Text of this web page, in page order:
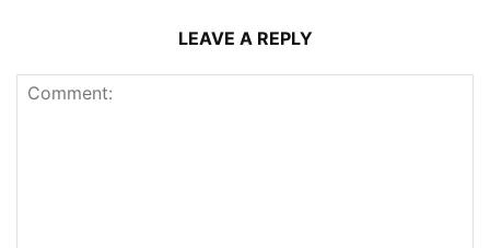
LEAVE A REPLY